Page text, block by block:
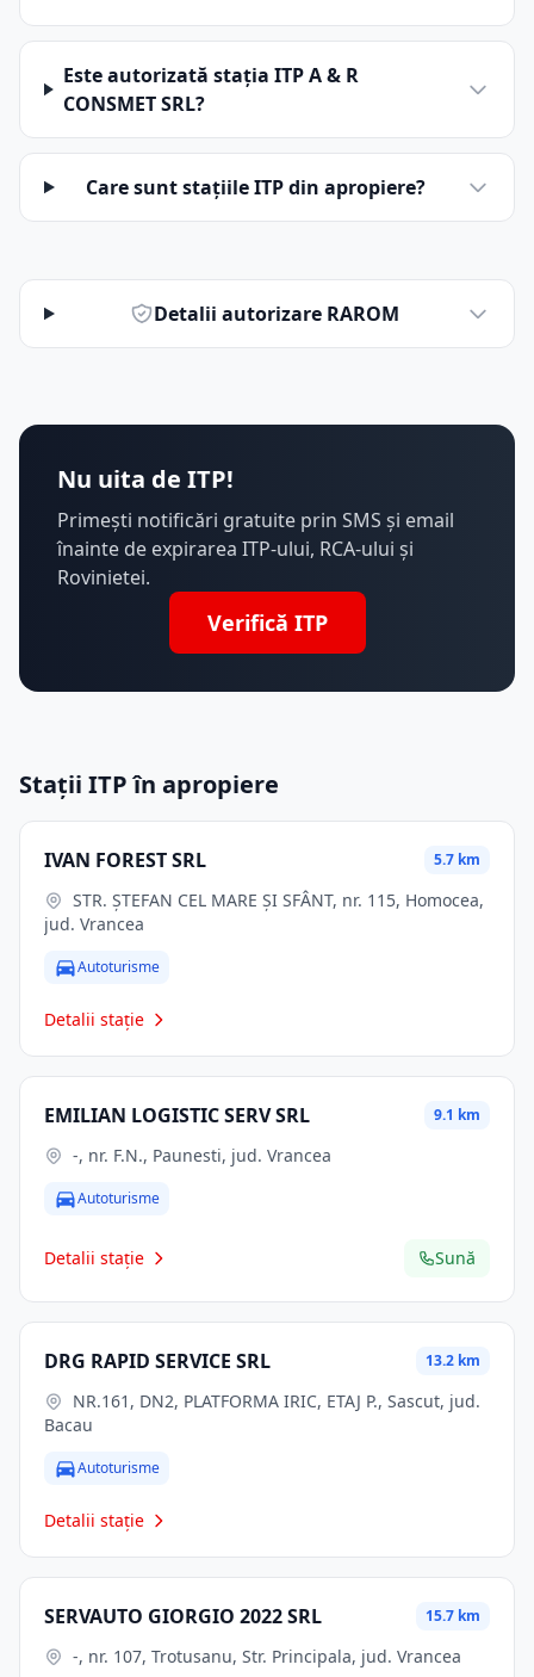
Este autorizată stația ITP A & R
CONSMET SRL?
Care sunt stațiile ITP din apropiere?
Detalii autorizare RAROM
Nu uita de ITP!
Primești notificări gratuite prin SMS și email
înainte de expirarea ITP-ului, RCA-ului și
Rovinietei.
Verifică ITP
Stații ITP în apropiere
IVAN FOREST SRL 5.7 km
jud. Vrancea
Autoturisme
Detalii stație
EMILIAN LOGISTIC SERV SRL 9.1 km
-, nr. F.N., Paunesti, jud. Vrancea
Autoturisme
Detalii stație Sună
DRG RAPID SERVICE SRL 13.2 km
Bacau
Autoturisme
Detalii stație
SERVAUTO GIORGIO 2022 SRL 15.7 km
-, nr. 107, Trotusanu, Str. Principala, jud. Vrancea